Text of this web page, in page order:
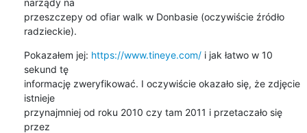
przeszczepy od ofiar walk w Donbasie (oczywiście źródło
radzieckie).
Pokazałem jej: https://www.tineye.com/ i jak łatwo w 10
sekund tę
informację zweryfikować. I oczywiście okazało się, że zdjęcie
istnieje
przynajmniej od roku 2010 czy tam 2011 i przetaczało się
przez